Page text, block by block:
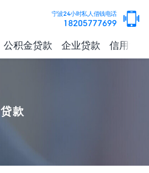
宁波24小时私人借钱电话
18205777699
公积金贷款 企业贷款 信用贷款
贷款